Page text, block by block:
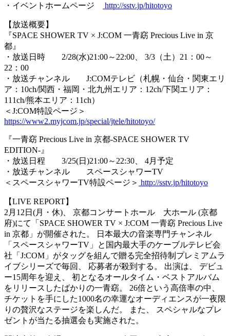
・イベントホームページ
http://sstv.jp/hitotoyo
【放送概要】
『SPACE SHOWER TV × J:COM 一青窈 Precious Live in 京
都』
・放送日時 2/28(水)21:00～22:00、 3/3（土）21：00～
22：00
・放送チャンネル J:COMテレビ（札幌・仙台・関東エリ
ア：10ch/関西・福岡・北九州エリア：12ch/下関エリア：
111ch/熊本エリア：11ch）
＜J:COM特設ページ＞
https://www2.myjcom.jp/special/jtele/hitotoyo/
『一青窈 Precious Live in 京都‐SPACE SHOWER TV
EDITION‐』
・放送日程 3/25(日)21:00～22:30、 4月予定
・放送チャンネル スペースシャワーTV
＜スペースシャワーTV特設ページ＞ http://sstv.jp/hitotoyo
【LIVE REPORT】
2月12日(月・休)、 京都コンサートホール 大ホール (京都
府)にて「SPACE SHOWER TV × J:COM 一青窈 Precious Live
in 京都」が開催された。 日本最大の音楽専門チャンネル
「スペースシャワーTV」と国内最大手のケーブルテレビ会
社「J:COM」がタッグを組んで贈る完全招待制プレミアムラ
イブシリーズで毎回、 応募者が殺到する。 出演は、 デビュ
ー15周年を迎え、 初となるオールタイム・ベストアルバム
をリリースしたばかりの一青窈。 26倍という高倍率の中、
チケットを手にした1000名の幸運なオーディエンスが一夜限
りの贅沢なステージを楽しんだ。 また、 スペシャルなプレ
ゼントが当たる抽選会も実施された。